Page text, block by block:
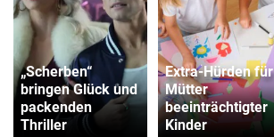
„Scherben“
bringen Glück und
packenden
Thriller
Extra-Hürden für
Mütter
beeinträchtigter
Kinder